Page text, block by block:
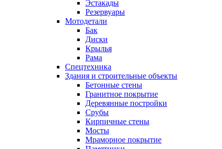
Эстакады
Резервуары
Мотодетали
Бак
Диски
Крылья
Рама
Спецтехника
Здания и строительные объекты
Бетонные стены
Гранитное покрытие
Деревянные постройки
Срубы
Кирпичные стены
Мосты
Мраморное покрытие